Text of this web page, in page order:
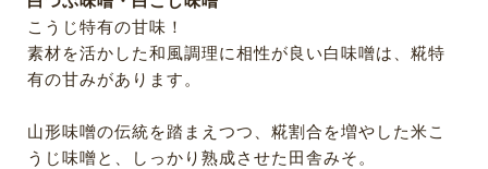
こうじ特有の甘味！
素材を活かした和風調理に相性が良い白味噌は、糀特
有の甘みがあります。
山形味噌の伝統を踏まえつつ、糀割合を増やした米こ
うじ味噌と、しっかり熟成させた田舎みそ。